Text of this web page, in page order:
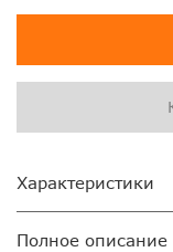
Характеристики
Полное описание